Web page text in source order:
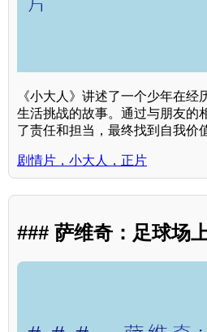
《小大人》讲述了一个少年在
生活挑战的故事。通过与朋友的
了责任和担当，最终找到自我价
剧情片，小大人，正片
### 萨维奇：足球场